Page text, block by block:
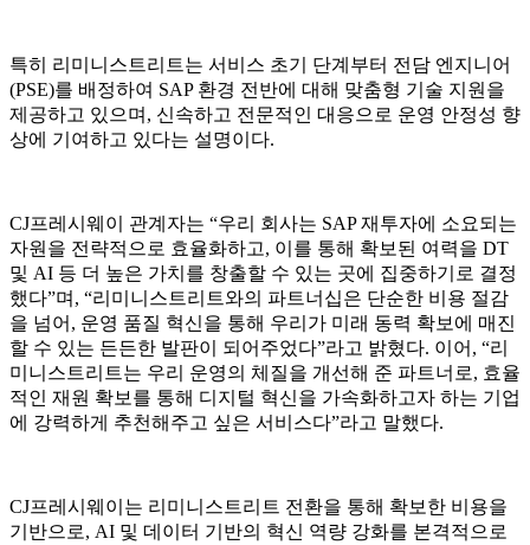
특히 리미니스트리트는 서비스 초기 단계부터 전담 엔지니어
(PSE)를 배정하여 SAP 환경 전반에 대해 맞춤형 기술 지원을
제공하고 있으며, 신속하고 전문적인 대응으로 운영 안정성 향
상에 기여하고 있다는 설명이다.
CJ프레시웨이 관계자는 “우리 회사는 SAP 재투자에 소요되는
자원을 전략적으로 효율화하고, 이를 통해 확보된 여력을 DT
및 AI 등 더 높은 가치를 창출할 수 있는 곳에 집중하기로 결정
했다”며, “리미니스트리트와의 파트너십은 단순한 비용 절감
을 넘어, 운영 품질 혁신을 통해 우리가 미래 동력 확보에 매진
할 수 있는 든든한 발판이 되어주었다”라고 밝혔다. 이어, “리
미니스트리트는 우리 운영의 체질을 개선해 준 파트너로, 효율
적인 재원 확보를 통해 디지털 혁신을 가속화하고자 하는 기업
에 강력하게 추천해주고 싶은 서비스다”라고 말했다.
CJ프레시웨이는 리미니스트리트 전환을 통해 확보한 비용을
기반으로, AI 및 데이터 기반의 혁신 역량 강화를 본격적으로